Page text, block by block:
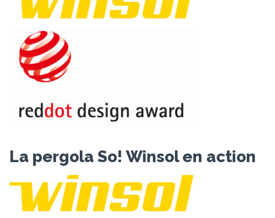
La pergola So! Winsol en action